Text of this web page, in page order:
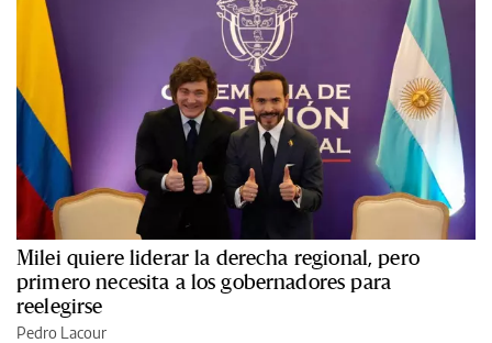
Milei quiere liderar la derecha regional, pero
primero necesita a los gobernadores para
reelegirse
Pedro Lacour